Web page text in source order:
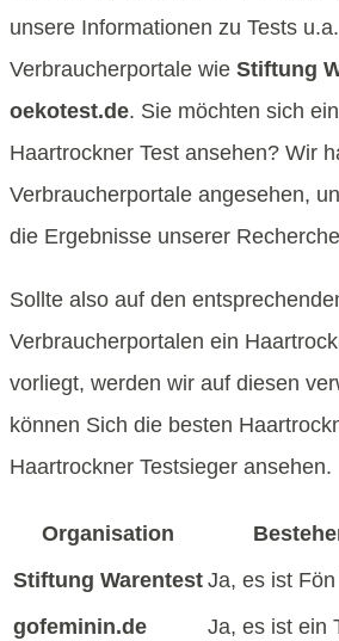
unsere Informationen zu Tests
Verbraucherportale wie Stiftung
oekotest.de. Sie möchten sich
Haartrockner Test ansehen? Wir
Verbraucherportale angesehen,
die Ergebnisse unserer
Sollte also auf den
Verbraucherportalen ein
vorliegt, werden wir auf diesen
können Sich die besten
Haartrockner Testsieger ansehen.
Organisation
Stiftung Warentest Ja, es ist
gofeminin.de
Ja, es ist ein